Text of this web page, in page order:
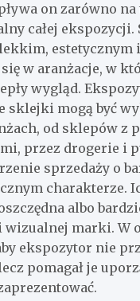
on zarówno na
całej ekspozycji.
estetycznym
w aranżacje, w
wygląd.
sklejki mogą być
od sklepów z
przez drogerie i
sprzedaży o
charakterze.
albo
marki. W
ekspozytor nie
pomagał je